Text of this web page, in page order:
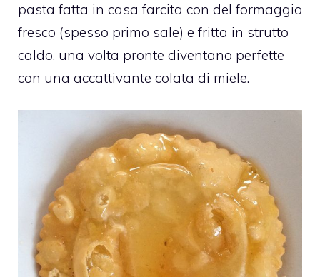
pasta fatta in casa farcita con del formaggio
fresco (spesso primo sale) e fritta in strutto
caldo, una volta pronte diventano perfette
con una accattivante colata di miele.